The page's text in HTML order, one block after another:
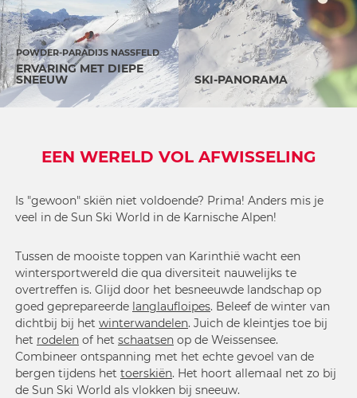
POWDER-PARADIJS NASSFELD
ERVARING MET DIEPE
SNEEUW SKI-PANORAMA
EEN WERELD VOL AFWISSELING
Is "gewoon" skiën niet voldoende? Prima! Anders mis je
veel in de Sun Ski World in de Karnische Alpen!
Tussen de mooiste toppen van Karinthië wacht een
wintersportwereld die qua diversiteit nauwelijks te
overtreffen is. Glijd door het besneeuwde landschap op
goed geprepareerde langlaufloipes. Beleef de winter van
dichtbij bij het winterwandelen. Juich de kleintjes toe bij
het rodelen of het schaatsen op de Weissensee.
Combineer ontspanning met het echte gevoel van de
bergen tijdens het toerskiën. Het hoort allemaal net zo bij
de Sun Ski World als vlokken bij sneeuw.